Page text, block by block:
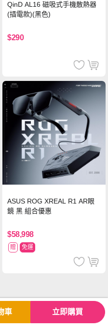
QinD AL16 磁吸式手機散熱器
(插電款)(黑色)
$290
ASUS ROG XREAL R1 AR眼
鏡 黑 組合優惠
$58,998
贈 免運
車 立即購買